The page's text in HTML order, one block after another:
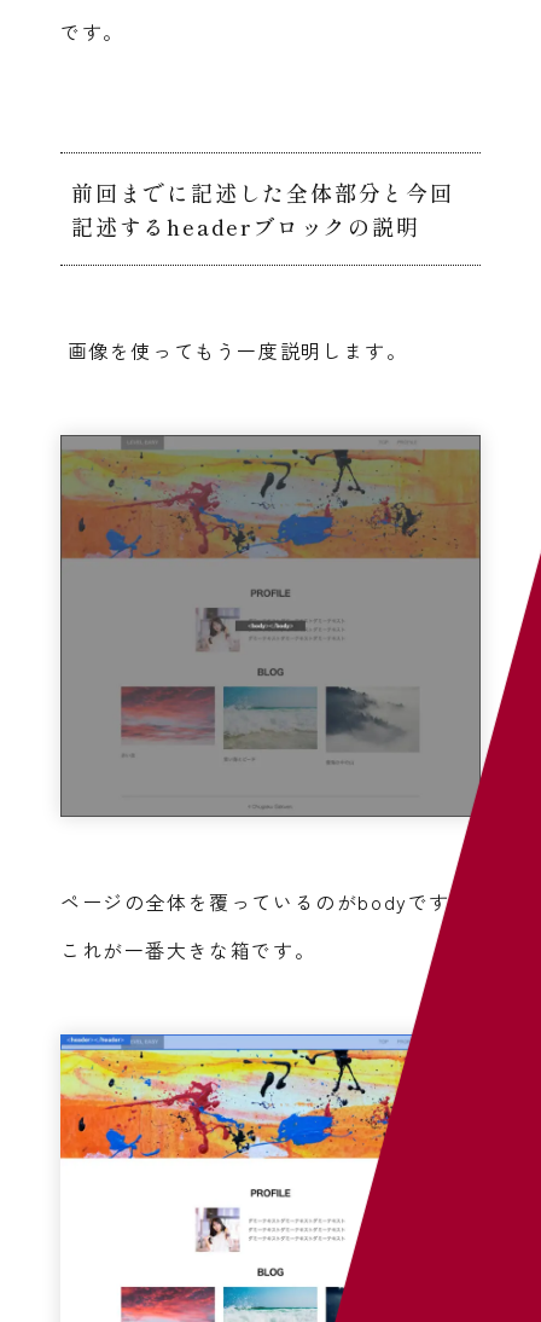
です。
前回までに記述した全体部分と今回
記述するheaderブロックの説明
画像を使ってもう一度説明します。
ページの全体を覆っているのがbodyです。
これが一番大きな箱です。